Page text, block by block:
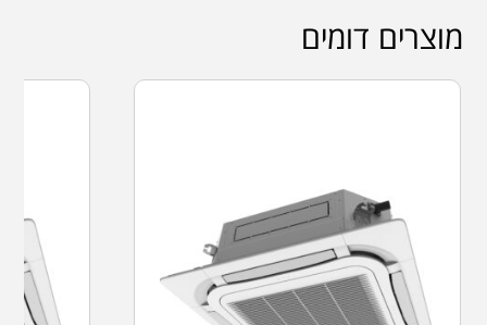
מוצרים דומים